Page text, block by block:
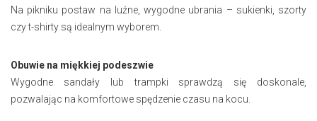
Na pikniku postaw na luźne, wygodne ubrania – sukienki, szorty
czy t-shirty są idealnym wyborem.
Obuwie na miękkiej podeszwie
Wygodne sandały lub trampki sprawdzą się doskonale,
pozwalając na komfortowe spędzenie czasu na kocu.